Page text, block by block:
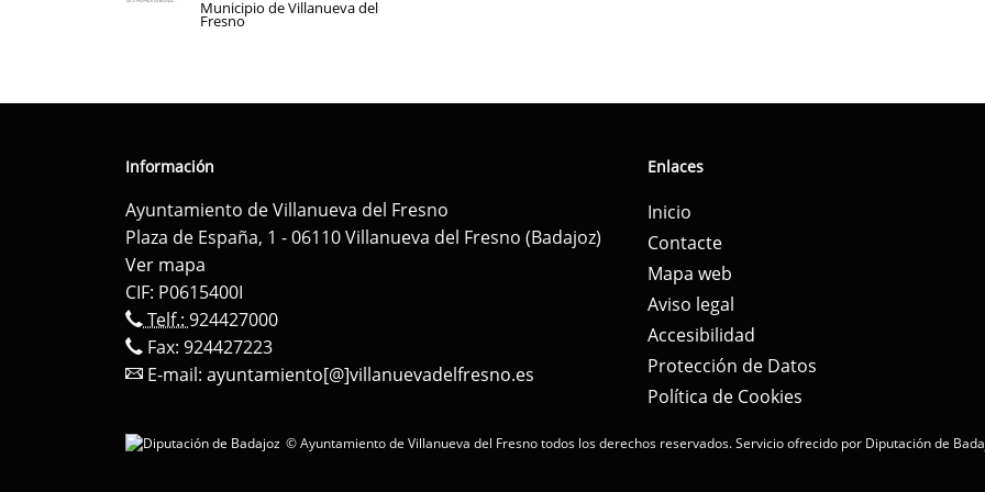
Municipio de Villanueva del
Fresno
Información
Ayuntamiento de Villanueva del Fresno
Plaza de España, 1 - 06110 Villanueva del Fresno (Badajoz)
Ver mapa
CIF: P0615400I
Telf.: 924427000
Fax: 924427223
E-mail: ayuntamiento[@]villanuevadelfresno.es
Enlaces
Inicio
Contacte
Mapa web
Aviso legal
Accesibilidad
Protección de Datos
Política de Cookies
© Ayuntamiento de Villanueva del Fresno todos los derechos reservados.Servicio ofrecido por Diputación de